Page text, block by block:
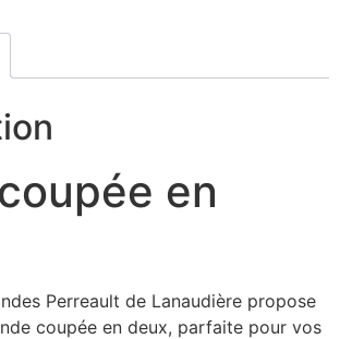
en
Perreault de Lanaudière propose
coupée en deux, parfaite pour vos